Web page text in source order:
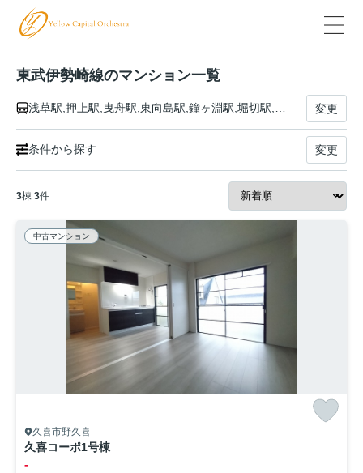
東武伊勢崎線のマンション一覧
浅草駅,押上駅,曳舟駅,東向島駅,鐘ヶ淵駅,堀切駅,牛田駅,北千住駅,小菅駅,五反野駅,梅島駅,西新井駅,大師前駅,竹ノ塚駅,谷塚駅,草加駅,獨協大学前駅,新田駅,蒲生駅,新越谷駅,越谷駅,北越谷駅,大袋駅,せんげん台駅,武里駅,一ノ割駅,春日部駅,北春日部駅,姫宮駅,東武動物公園駅,和戸駅,久喜駅,鷲宮駅,花崎駅,加須駅,南羽生駅,羽生駅,川俣駅,茂林寺前駅,館林駅,多々良駅,県駅,福居駅,東武和泉駅,足利市駅,野州山辺駅,韮川駅,太田駅,細谷駅,木崎駅,世良田駅,境町駅,剛志駅,新伊勢崎駅,伊勢崎駅 変更
条件から探す 変更
3棟 3件
中古マンション
久喜市野久喜
久喜コーポ1号棟
-